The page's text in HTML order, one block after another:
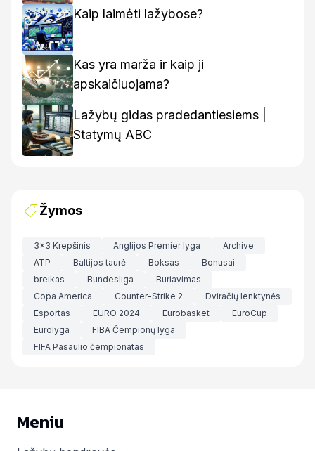
Kaip laimėti lažybose?
Kas yra marža ir kaip ji
apskaičiuojama?
Lažybų gidas pradedantiesiems |
Statymų ABC
Žymos
3x3 Krepšinis Anglijos Premier lyga
Archive
ATP
Baltijos taurė Boksas
Bonusai
breikas
Bundesliga
Buriavimas
Copa America
Counter-Strike 2
Dviračių lenktynės
Esportas
EURO 2024 Eurobasket
EuroCup
Eurolyga
FIBA Čempionų lyga
FIFA Pasaulio čempionatas
Meniu